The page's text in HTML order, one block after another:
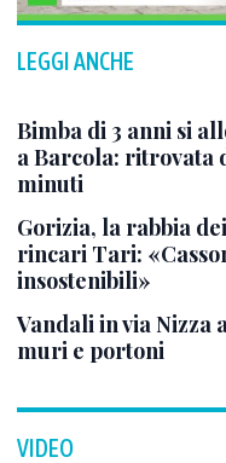
LEGGI ANCHE
Bimba di 3 anni si
a Barcola: ritrovata
minuti
Gorizia, la rabbia
rincari Tari:
insostenibili»
Vandali in via Nizza
muri e portoni
VIDEO